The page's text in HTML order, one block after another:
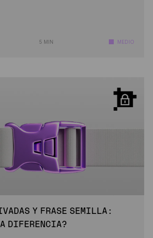
5 MIN MEDIO
Y FRASE SEMILLA:
DIFERENCIA?